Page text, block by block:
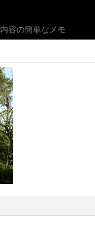
容の簡単なメモ